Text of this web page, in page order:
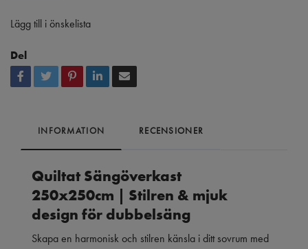
Lägg till i önskelista
Del
INFORMATION RECENSIONER
Quiltat Sängöverkast
250x250cm | Stilren & mjuk
design för dubbelsäng
Skapa en harmonisk och stilren känsla i ditt sovrum med